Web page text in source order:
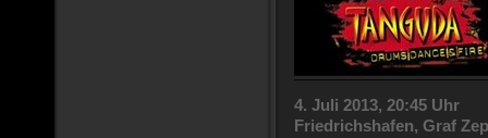
4. Juli 2013, 20:45 Uhr
Friedrichshafen, Graf